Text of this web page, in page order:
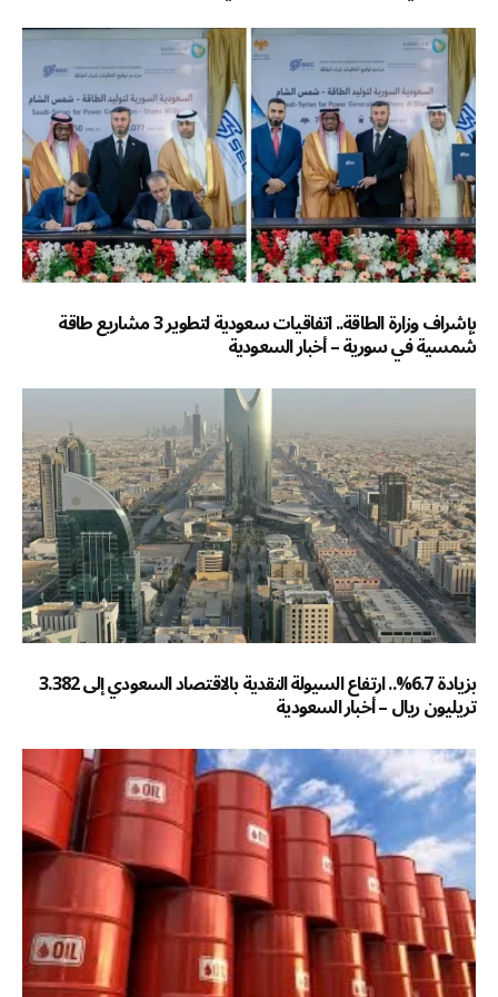
بإشراف وزارة الطاقة.. اتفاقيات سعودية لتطوير 3 مشاريع طاقة
شمسية في سورية – أخبار السعودية
بزيادة 6.7%.. ارتفاع السيولة النقدية بالاقتصاد السعودي إلى 3.382
تريليون ريال – أخبار السعودية